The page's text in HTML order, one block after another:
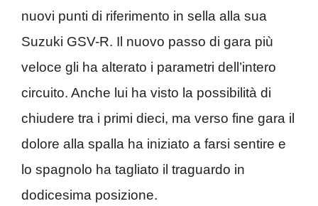
nuovi punti di riferimento in sella alla sua
Suzuki GSV-R. Il nuovo passo di gara più
veloce gli ha alterato i parametri dell’intero
circuito. Anche lui ha visto la possibilità di
chiudere tra i primi dieci, ma verso fine gara il
dolore alla spalla ha iniziato a farsi sentire e
lo spagnolo ha tagliato il traguardo in
dodicesima posizione.